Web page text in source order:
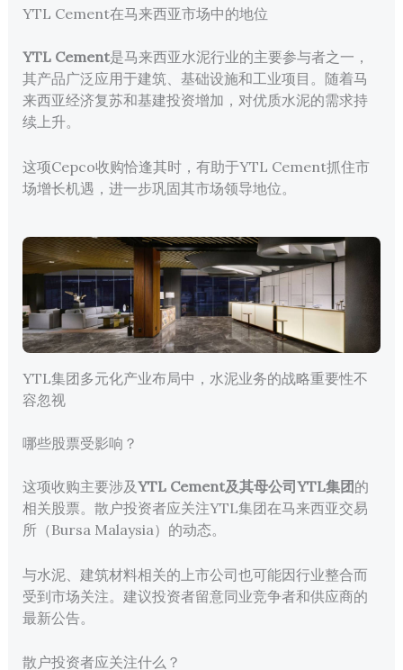
YTL Cement在马来西亚市场中的地位
YTL Cement是马来西亚水泥行业的主要参与者之一，
其产品广泛应用于建筑、基础设施和工业项目。随着马
来西亚经济复苏和基建投资增加，对优质水泥的需求持
续上升。
这项Cepco收购恰逢其时，有助于YTL Cement抓住市
场增长机遇，进一步巩固其市场领导地位。
YTL集团多元化产业布局中，水泥业务的战略重要性不
容忽视
哪些股票受影响？
这项收购主要涉及YTL Cement及其母公司YTL集团 的
相关股票。散户投资者应关注YTL集团在马来西亚交易
所（Bursa Malaysia）的动态。
与水泥、建筑材料相关的上市公司也可能因行业整合而
受到市场关注。建议投资者留意同业竞争者和供应商的
最新公告。
散户投资者应关注什么？